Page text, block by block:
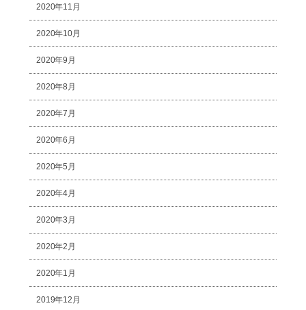
2020年11月
2020年10月
2020年9月
2020年8月
2020年7月
2020年6月
2020年5月
2020年4月
2020年3月
2020年2月
2020年1月
2019年12月